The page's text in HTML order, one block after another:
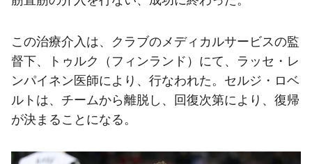
この治療介入は、クラブのメディカルサービスの監
督下、トゥルク（フィンランド）にて、ラッセ・レ
ンパイネン医師により、行なわれた。セルジ・ロベ
ルトは、チームから離脱し、回復次第により、復帰
が決まることになる。